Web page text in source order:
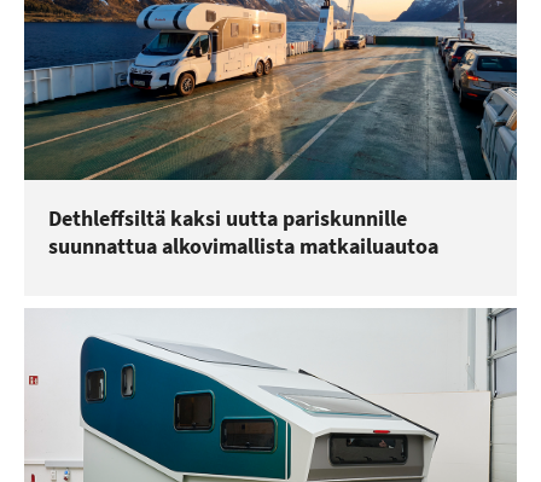
Dethleffsiltä kaksi uutta pariskunnille
suunnattua alkovimallista matkailuautoa